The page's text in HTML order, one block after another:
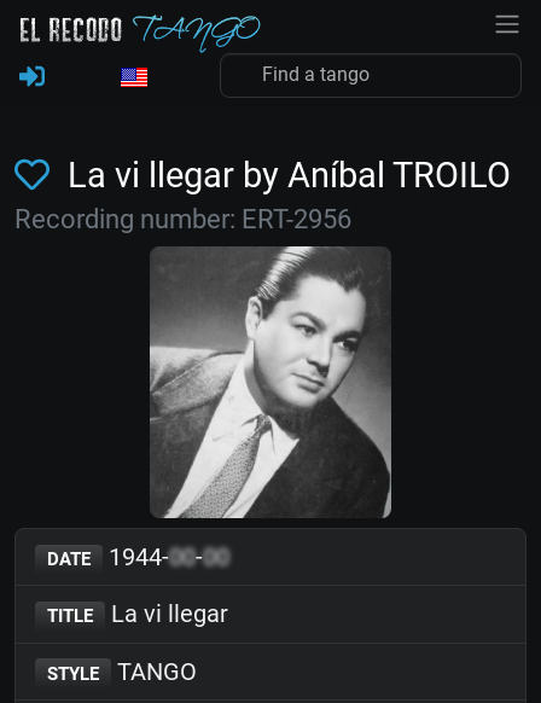
La vi llegar by Aníbal TROILO
Recording number: ERT-2956
DATE 1944-00-00
TITLE La vi llegar
STYLE TANGO